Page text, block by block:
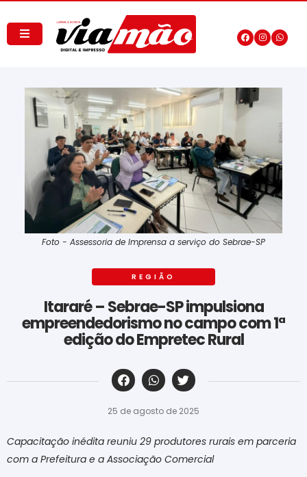
Foto - Assessoria de Imprensa a serviço do Sebrae-SP
REGIÃO
Itararé – Sebrae-SP impulsiona
empreendedorismo no campo com 1ª
edição do Empretec Rural
‎ ‎ ‎ ‎ ‎ ‎ ‎ ‎ ‎ ‎ ‎ ‎ ‎ ‎ ‎ ‎ ‎ ‎ ‎ ‎ ‎ ‎ ‎ ‎ ‎ ‎ ‎ ‎ ‎ ‎ ‎
25 de agosto de 2025
Capacitação inédita reuniu 29 produtores rurais em parceria
com a Prefeitura e a Associação Comercial